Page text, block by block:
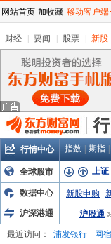
财经 要闻 股票 新股
行情中心 指数 期指
全球股市 上证
数据中心 新股申购
沪深港通
沪股通
最近访问： 浦发银行 网
网站首页 加收藏 移动客户端